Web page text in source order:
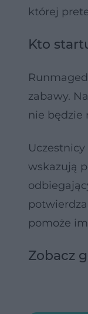
której
Kto
zabawy.
nie będzie
wskazują
pomoże
Zobacz